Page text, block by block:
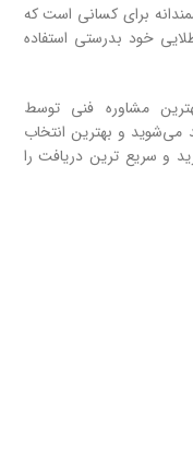
برای کسانی است که
خود بدرستی استفاده
مشاوره فنی توسط
می‌شوید و بهترین انتخاب
و سریع ترین دریافت را